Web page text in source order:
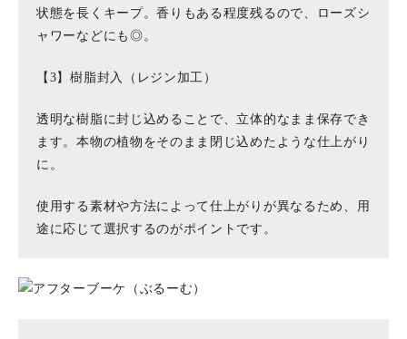
状態を長くキープ。香りもある程度残るので、ローズシ
ャワーなどにも◎。
【3】樹脂封入（レジン加工）
透明な樹脂に封じ込めることで、立体的なまま保存でき
ます。本物の植物をそのまま閉じ込めたような仕上がり
に。
使用する素材や方法によって仕上がりが異なるため、用
途に応じて選択するのがポイントです。